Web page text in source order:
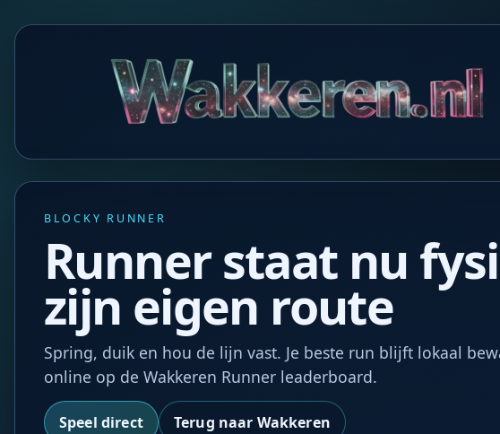
BLOCKY RUNNER
Runner staat nu
zijn eigen route
Spring, duik en hou de lijn vast. Je beste run blijft lokaal
online op de Wakkeren Runner leaderboard.
Speel direct Terug naar Wakkeren